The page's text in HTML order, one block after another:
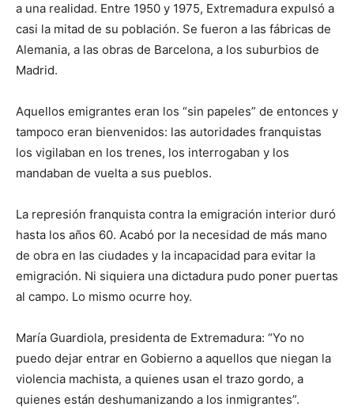
a una realidad. Entre 1950 y 1975, Extremadura expulsó a
casi la mitad de su población. Se fueron a las fábricas de
Alemania, a las obras de Barcelona, a los suburbios de
Madrid.
Aquellos emigrantes eran los “sin papeles” de entonces y
tampoco eran bienvenidos: las autoridades franquistas
los vigilaban en los trenes, los interrogaban y los
mandaban de vuelta a sus pueblos.
La represión franquista contra la emigración interior duró
hasta los años 60. Acabó por la necesidad de más mano
de obra en las ciudades y la incapacidad para evitar la
emigración. Ni siquiera una dictadura pudo poner puertas
al campo. Lo mismo ocurre hoy.
María Guardiola, presidenta de Extremadura: “Yo no
puedo dejar entrar en Gobierno a aquellos que niegan la
violencia machista, a quienes usan el trazo gordo, a
quienes están deshumanizando a los inmigrantes”.